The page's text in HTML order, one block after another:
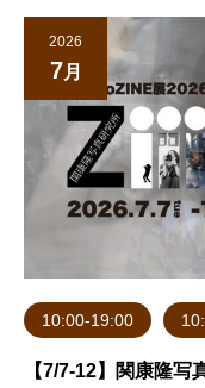
2026
7月
10:00-19:00
【7/7-12】関康隆